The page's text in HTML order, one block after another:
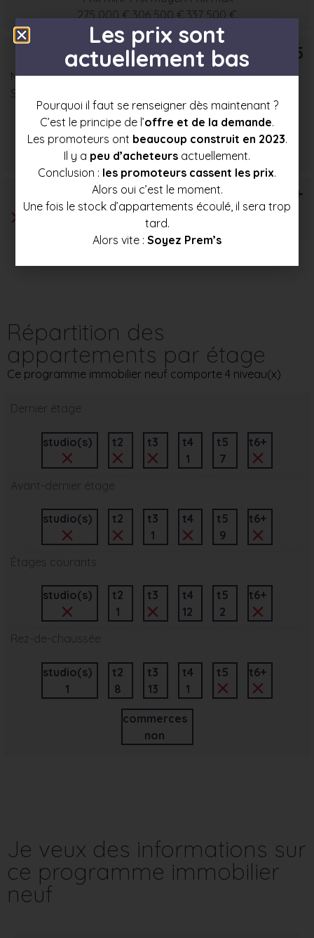
275 000 €306 500 €337 500 €
T5
Nombre : 18
Surface moyenne : 89 m²
Prix mini
311 500 €
Prix moyen
341 000 €
Prix max
370 500 €
T6+
Répartition des
appartements par étage
Ce programme immobilier neuf comporte 4 niveau(x)
Dernier étage
studio(s) t2 t3
t4
1
t5
7
t6+
Avant-dernier étage
studio(s) t2
t3
1
t4
t5
9
t6+
Étages courants
studio(s)
t2
1
t3
t4
12
t5
2
t6+
Rez-de-chaussée
studio(s)
1
t2
8
t3
13
t4
1
t5 t6+
commerces
non
Je veux des informations sur
ce programme immobilier
neuf
Les prix sont
actuellement bas
Pourquoi il faut se renseigner dès maintenant ?
C’est le principe de l’offre et de la demande.
Les promoteurs ont beaucoup construit en 2023.
Il y a peu d’acheteurs actuellement.
Conclusion : les promoteurs cassent les prix.
Alors oui c’est le moment.
Une fois le stock d’appartements écoulé, il sera trop
tard.
Alors vite : Soyez Prem’s